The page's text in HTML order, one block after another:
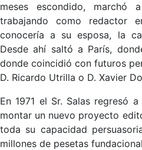
meses escondido, marchó
trabajando como redactor
conocería a su esposa, la
Desde ahí saltó a París,
donde coincidió con futuros
D. Ricardo Utrilla o D. Xavier
En 1971 el Sr. Salas regresó
montar un nuevo proyecto
toda su capacidad
millones de pesetas